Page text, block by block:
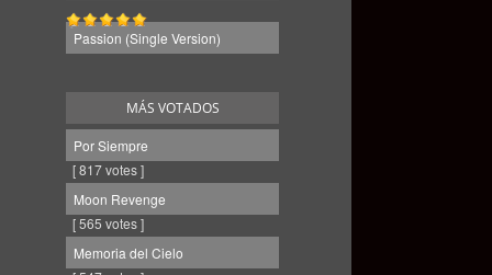
Passion (Single Version)
MÁS VOTADOS
Por Siempre
[ 817 votes ]
Moon Revenge
[ 565 votes ]
Memoria del Cielo